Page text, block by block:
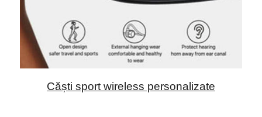
Căști sport wireless personalizate